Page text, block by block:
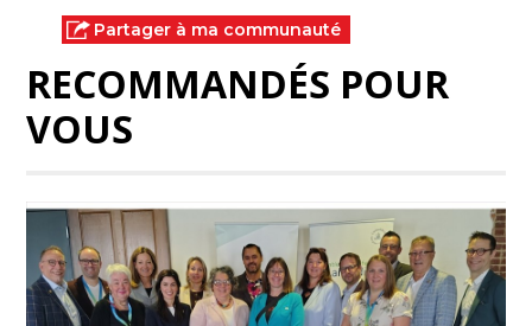
Partager à ma communauté
RECOMMANDÉS POUR
VOUS